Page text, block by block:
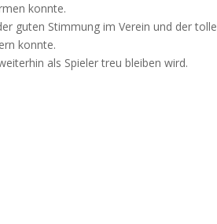
konnte.
guten Stimmung im Verein und der
konnte.
als Spieler treu bleiben wird.